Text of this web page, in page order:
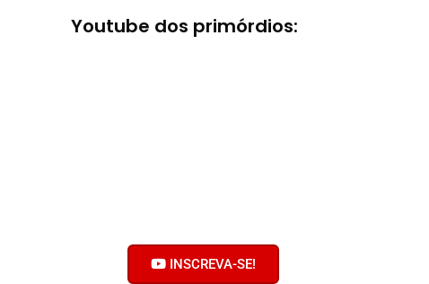
Youtube dos primórdios:
INSCREVA-SE!